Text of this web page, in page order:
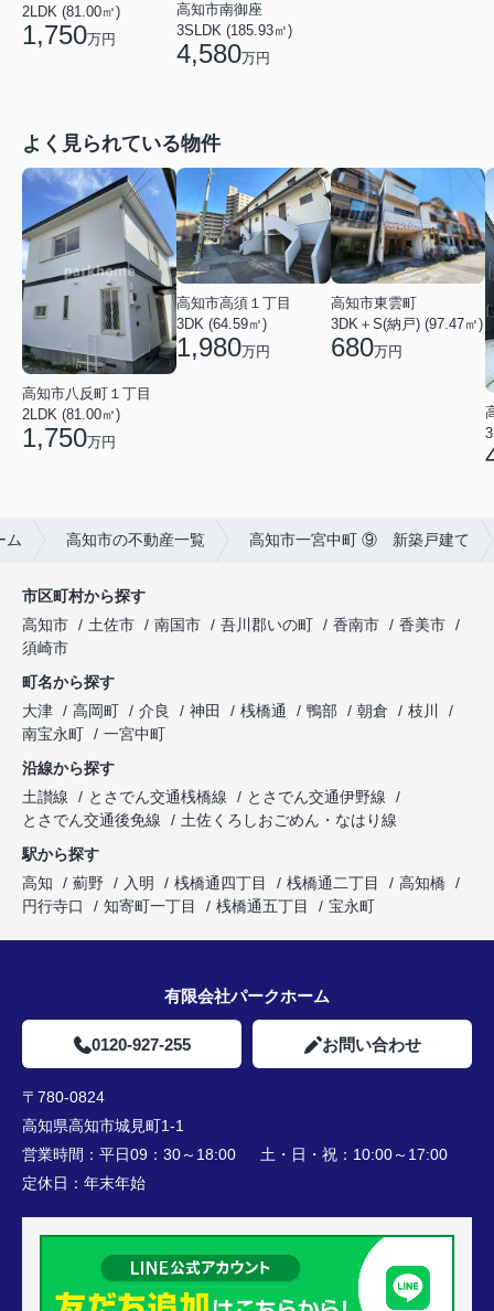
2LDK (81.00㎡)
1,750万円
高知市南御座
3SLDK (185.93㎡)
4,580万円
よく見られている物件
高知市八反町１丁目
2LDK (81.00㎡)
1,750万円
高知市高須１丁目
3DK (64.59㎡)
1,980万円
高知市東雲町
3DK＋S(納戸) (97.47㎡)
680万円
ム 高知市の不動産一覧 高知市一宮中町 ⑨ 新築戸建て
市区町村から探す
高知市
土佐市 南国市 吾川郡いの町 香南市
香美市
須崎市
町名から探す
大津
高岡町 介良 神田 桟橋通 鴨部 朝倉
枝川
南宝永町
一宮中町
沿線から探す
土讃線
とさでん交通桟橋線
とさでん交通伊野線
とさでん交通後免線
土佐くろしおごめん・なはり線
駅から探す
高知
薊野 入明 桟橋通四丁目 桟橋通二丁目
高知橋
円行寺口
知寄町一丁目 桟橋通五丁目 宝永町
有限会社パークホーム
0120-927-255 お問い合わせ
〒780-0824
高知県高知市城見町1-1
営業時間： 平日09：30～18:00 土・日・祝：10:00～17:00
定休日： 年末年始